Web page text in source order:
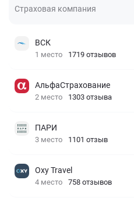
Страховая компания
ВСК
1 место 1719 отзывов
АльфаСтрахование
2 место 1303 отзыва
ПАРИ
3 место 1101 отзыв
Oxy Travel
4 место 758 отзывов